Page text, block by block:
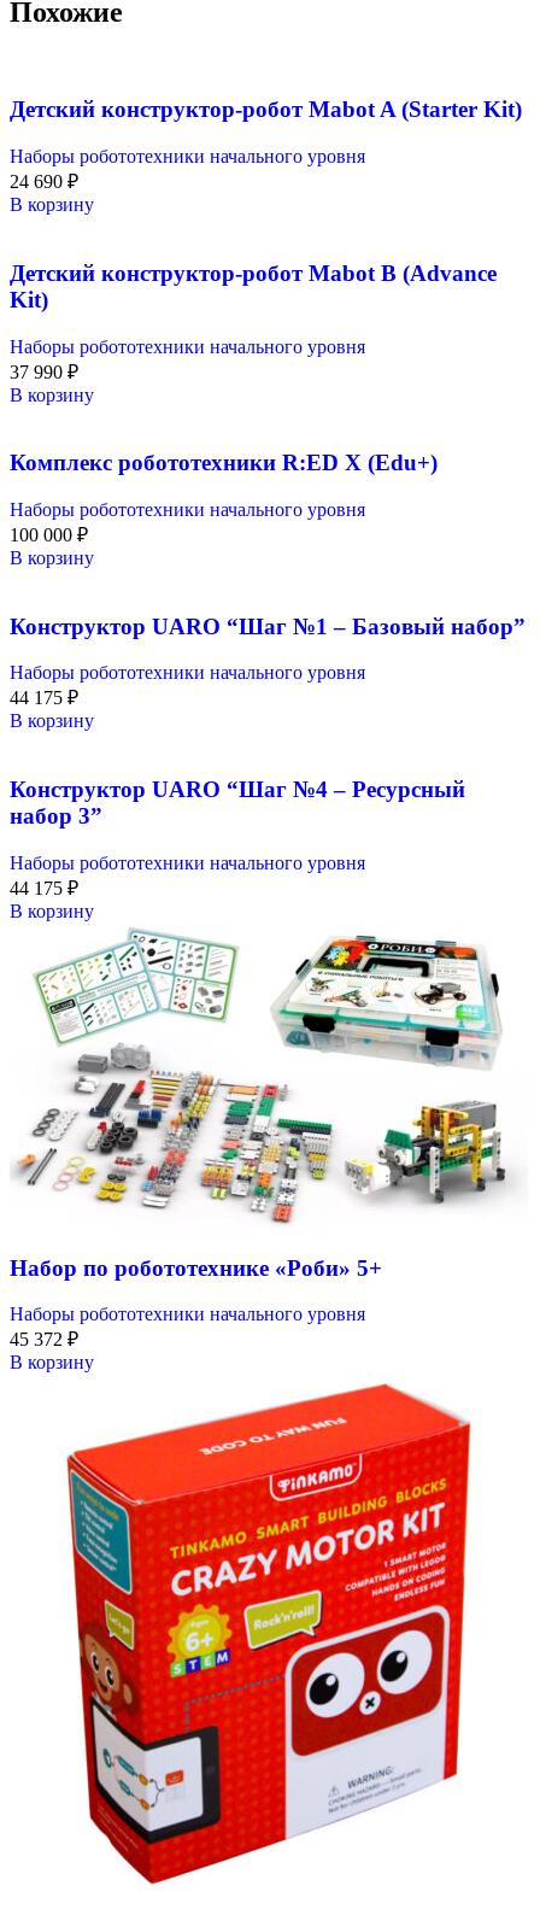
Похожие
Детский конструктор-робот Mabot A (Starter Kit)
Наборы робототехники начального уровня
24 690 ₽
В корзину
Детский конструктор-робот Mabot B (Advance
Kit)
Наборы робототехники начального уровня
37 990 ₽
В корзину
Комплекс робототехники R:ED X (Edu+)
Наборы робототехники начального уровня
100 000 ₽
В корзину
Конструктор UARO “Шаг №1 – Базовый набор”
Наборы робототехники начального уровня
44 175 ₽
В корзину
Конструктор UARO “Шаг №4 – Ресурсный
набор 3”
Наборы робототехники начального уровня
44 175 ₽
В корзину
Набор по робототехнике «Роби» 5+
Наборы робототехники начального уровня
45 372 ₽
В корзину